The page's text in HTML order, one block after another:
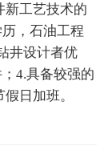
新工艺技术的
，石油工程
井设计者优
4.具备较强的
日加班。